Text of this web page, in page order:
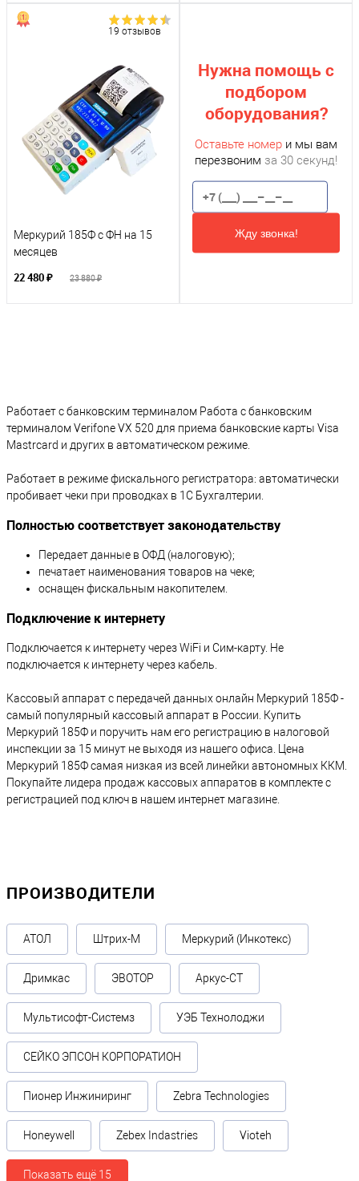
19 отзывов
Меркурий 185Ф с ФН на 15
месяцев
22 480 ₽ 23 880 ₽
Нужна помощь с
подбором
оборудования?
Оставьте номер и мы вам
перезвоним за 30 секунд!
Жду звонка!
Работает с банковским терминалом Работа с банковским
терминалом Verifone VX 520 для приема банковские карты Visa
Mastrcard и других в автоматическом режиме.
Работает в режиме фискального регистратора: автоматически
пробивает чеки при проводках в 1С Бухгалтерии.
Полностью соответствует законодательству
Передает данные в ОФД (налоговую);
печатает наименования товаров на чеке;
оснащен фискальным накопителем.
Подключение к интернету
Подключается к интернету через WiFi и Сим-карту. Не
подключается к интернету через кабель.
Кассовый аппарат с передачей данных онлайн Меркурий 185Ф -
самый популярный кассовый аппарат в России. Купить
Меркурий 185Ф и поручить нам его регистрацию в налоговой
инспекции за 15 минут не выходя из нашего офиса. Цена
Меркурий 185Ф самая низкая из всей линейки автономных ККМ.
Покупайте лидера продаж кассовых аппаратов в комплекте с
регистрацией под ключ в нашем интернет магазине.
ПРОИЗВОДИТЕЛИ
АТОЛ Штрих-М Меркурий (Инкотекс)
Дримкас ЭВОТОР Аркус-СТ
Мультисофт-Системз УЭБ Технолоджи
СЕЙКО ЭПСОН КОРПОРАТИОН
Пионер Инжиниринг Zebra Technologies
Honeywell Zebex Indastries Vioteh
Показать ещё 15